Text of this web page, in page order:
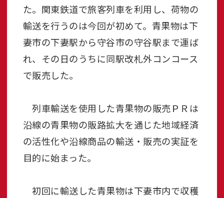
た。関東鉄道で旅客列車を利用し、荷物の
輸送を行うのは今回が初めて。青果物は下
妻市の下妻駅から守谷市の守谷駅まで運ば
れ、その日のうちに同駅改札外コンコース
で販売した。
列車輸送を使用した青果物の販売ＰＲは
沿線の青果物の販路拡大を通じた地域経済
の活性化や沿線商品の輸送・販売の実証を
目的に始まった。
初回に輸送した青果物は下妻市内で収穫